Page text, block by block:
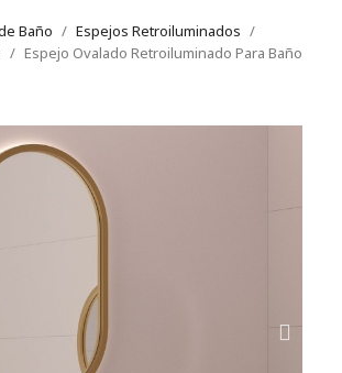
Baño
Espejos Retroiluminados
Espejo Ovalado Retroiluminado Para Baño